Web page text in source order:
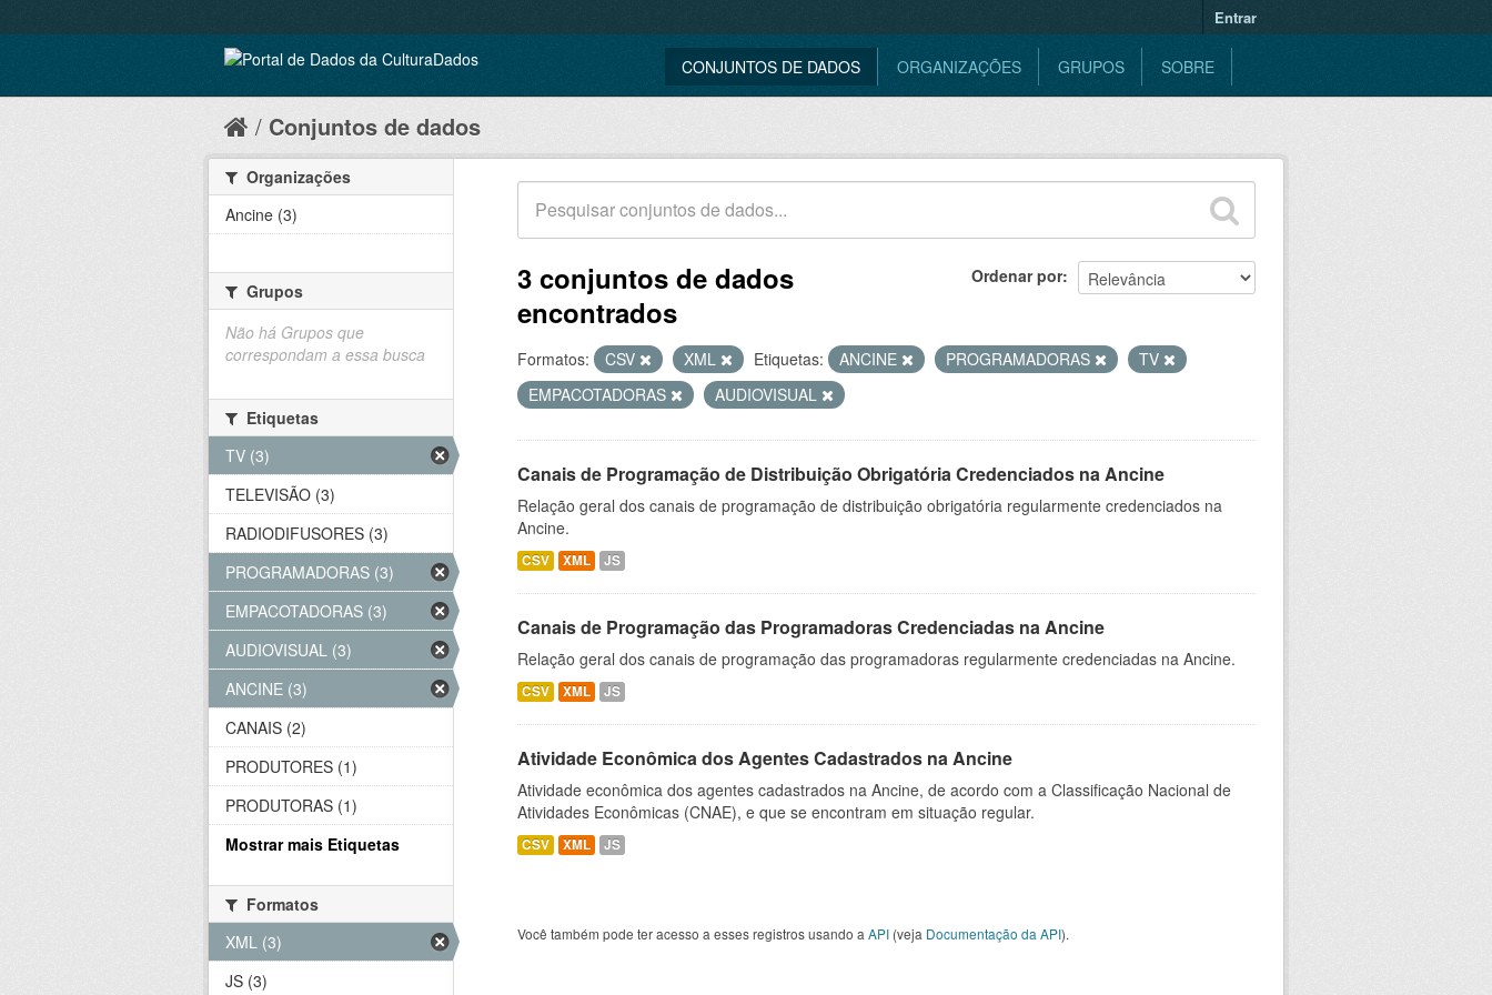
Entrar
CONJUNTOS DE DADOS ORGANIZAÇÕES GRUPOS SOBRE
Conjuntos de dados
Ordenar por
3 conjuntos de dados
encontrados
Formatos: CSV XML Etiquetas: ANCINE PROGRAMADORAS
TV
EMPACOTADORAS
AUDIOVISUAL
Canais de Programação de Distribuição Obrigatória Credenciados na Ancine
Relação geral dos canais de programação de distribuição obrigatória regularmente credenciados na
Ancine.
CSV XML JS
Canais de Programação das Programadoras Credenciadas na Ancine
Relação geral dos canais de programação das programadoras regularmente credenciadas na Ancine.
CSV XML JS
Atividade Econômica dos Agentes Cadastrados na Ancine
Atividade econômica dos agentes cadastrados na Ancine, de acordo com a Classificação Nacional de
Atividades Econômicas (CNAE), e que se encontram em situação regular.
CSV XML JS
Você também pode ter acesso a esses registros usando a API (veja Documentação da API).
Organizações
Ancine (3)
Grupos
Não há Grupos que
correspondam a essa busca
Etiquetas
TV (3)
TELEVISÃO (3)
RADIODIFUSORES (3)
PROGRAMADORAS (3)
EMPACOTADORAS (3)
AUDIOVISUAL (3)
ANCINE (3)
CANAIS (2)
PRODUTORES (1)
PRODUTORAS (1)
Mostrar mais Etiquetas
Formatos
XML (3)
JS (3)